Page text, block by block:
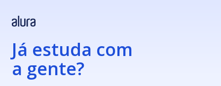
Já estuda com
a gente?